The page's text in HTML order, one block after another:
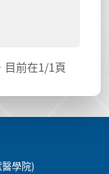
目前在1/1頁
學院)